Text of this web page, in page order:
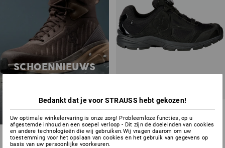
SCHOENNIEUWS
O2 Werkschoenen e.s. Minkar
II
15 kleuren
€ 102,73
Bedankt dat je voor STRAUSS hebt gekozen!
Uw optimale winkelervaring is onze zorg! Probleemloze functies, op u
afgestemde inhoud en een soepel verloop - Dit zijn de doeleinden van cookies
en andere technologieën die wij gebruiken.Wij vragen daarom om uw
toestemming voor het opslaan van cookies en het gebruik van gegevens op
basis van uw persoonlijke voorkeuren.